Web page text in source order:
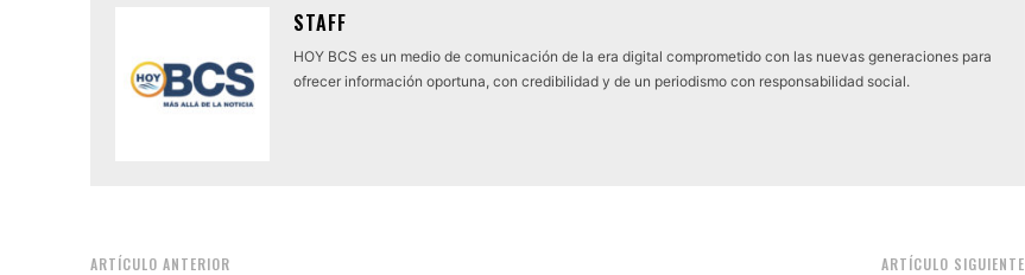
STAFF
HOY BCS es un medio de comunicación de la era digital comprometido con las nuevas generaciones para
ofrecer información oportuna, con credibilidad y de un periodismo con responsabilidad social.
ARTÍCULO ANTERIOR ARTÍCULO SIGUIENTE